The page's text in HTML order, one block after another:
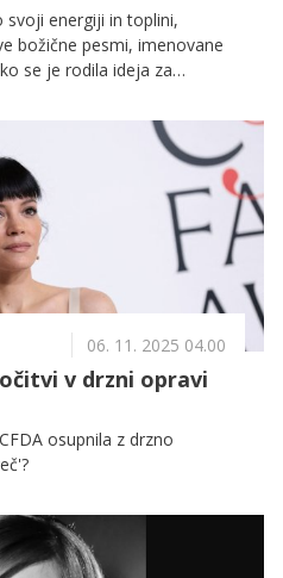
svoji energiji in toplini,
božične pesmi, imenovane
se je rodila ideja za
posnele čudovit
tudi o hvaležnosti in o tem,
čas.
06. 11. 2025 04.00
v drzni opravi
osupnila z drzno